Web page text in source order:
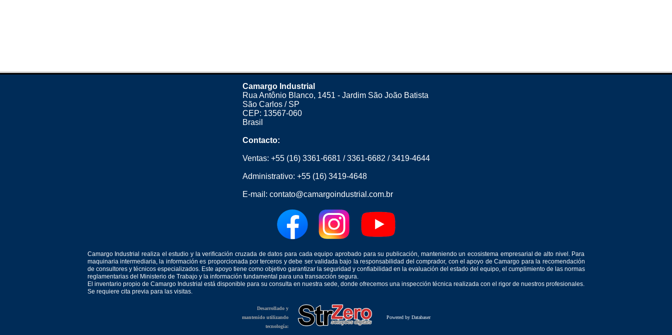
Camargo Industrial
Rua Antônio Blanco, 1451 - Jardim São João Batista
São Carlos / SP
CEP: 13567-060
Brasil
Contacto:
Ventas: +55 (16) 3361-6681 /3361-6682 /3419-4644
Administrativo: +55 (16) 3419-4648
E-mail: contato@camargoindustrial.com.br
Camargo Industrial realiza el estudio y la verificación cruzada de datos para cada equipo aprobado para su publicación, manteniendo un ecosistema empresarial de alto nivel. Para
maquinaria intermediaria, la información es proporcionada por terceros y debe ser validada bajo la responsabilidad del comprador, con el apoyo de Camargo para la recomendación
de consultores y técnicos especializados. Este apoyo tiene como objetivo garantizar la seguridad y confiabilidad en la evaluación del estado del equipo, el cumplimiento de las normas
reglamentarias del Ministerio de Trabajo y la información fundamental para una transacción segura.
El inventario propio de Camargo Industrial está disponible para su consulta en nuestra sede, donde ofrecemos una inspección técnica realizada con el rigor de nuestros profesionales.
Se requiere cita previa para las visitas.
Desarrollado y
mantenido utilizando
tecnología:
Powered by Databaser